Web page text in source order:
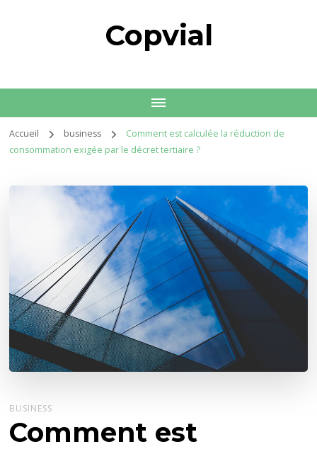
Copvial
Accueil business
Comment est calculée la réduction de
consommation exigée par le décret tertiaire ?
BUSINESS
Comment est